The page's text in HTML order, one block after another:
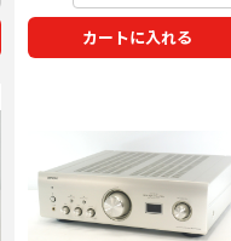
カートに入れる